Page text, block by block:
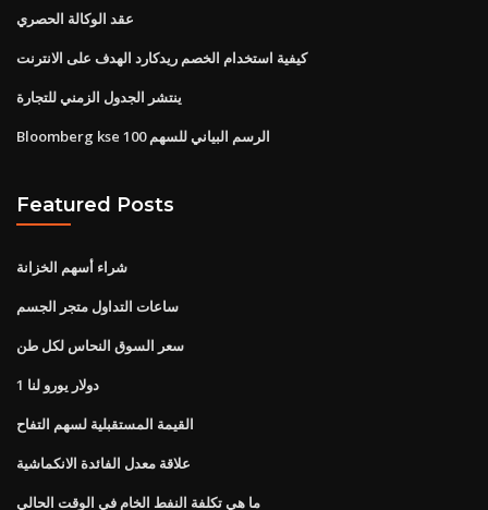
عقد الوكالة الحصري
كيفية استخدام الخصم ريدكارد الهدف على الانترنت
ينتشر الجدول الزمني للتجارة
Bloomberg kse 100 الرسم البياني للسهم
Featured Posts
شراء أسهم الخزانة
ساعات التداول متجر الجسم
سعر السوق النحاس لكل طن
1 دولار يورو لنا
القيمة المستقبلية لسهم التفاح
علاقة معدل الفائدة الانكماشية
ما هي تكلفة النفط الخام في الوقت الحالي